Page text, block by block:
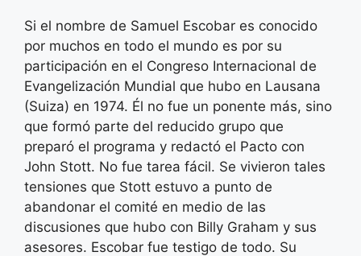
Si el nombre de Samuel Escobar es conocido
por muchos en todo el mundo es por su
participación en el Congreso Internacional de
Evangelización Mundial que hubo en Lausana
(Suiza) en 1974. Él no fue un ponente más, sino
que formó parte del reducido grupo que
preparó el programa y redactó el Pacto con
John Stott. No fue tarea fácil. Se vivieron tales
tensiones que Stott estuvo a punto de
abandonar el comité en medio de las
discusiones que hubo con Billy Graham y sus
asesores. Escobar fue testigo de todo. Su